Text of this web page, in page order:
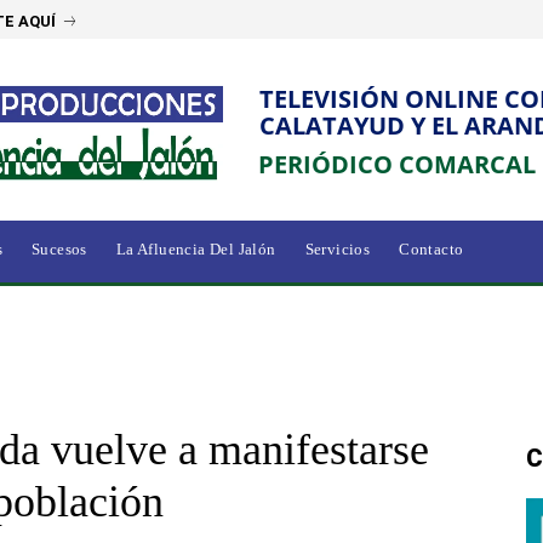
AQUÍ
TELEVISIÓN ONLINE
CALATAYUD Y EL
PERIÓDICO
Sucesos La Afluencia Del Jalón Servicios Contacto
vuelve a manifestarse